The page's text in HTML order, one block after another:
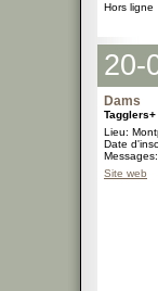
Hors ligne
20-
Dams
Tagglers+
Lieu:
Date
Site web